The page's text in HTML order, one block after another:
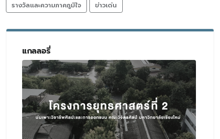
รางวัลและความภาคภูมิใจ ข่าวเด่น
แกลลอรี่